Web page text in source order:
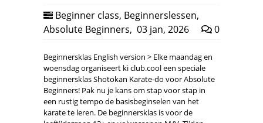
Beginner class, Beginnerslessen,
Absolute Beginners, 03 jan, 2026 0
Beginnersklas English version > Elke maandag en
woensdag organiseert ki club.cool een speciale
beginnersklas Shotokan Karate-do voor Absolute
Beginners! Pak nu je kans om stap voor stap in
een rustig tempo de basisbeginselen van het
karate te leren. De beginnersklas is voor de